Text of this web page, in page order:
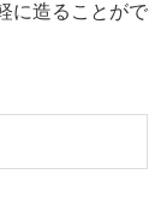
に造ることがで